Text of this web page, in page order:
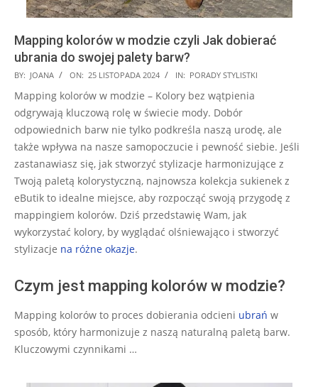
Mapping kolorów w modzie czyli Jak dobierać
ubrania do swojej palety barw?
2024-
11-
25
BY: JOANA ON: 25 LISTOPADA 2024 IN: PORADY STYLISTKI
Mapping kolorów w modzie – Kolory bez wątpienia
odgrywają kluczową rolę w świecie mody. Dobór
odpowiednich barw nie tylko podkreśla naszą urodę, ale
także wpływa na nasze samopoczucie i pewność siebie. Jeśli
zastanawiasz się, jak stworzyć stylizacje harmonizujące z
Twoją paletą kolorystyczną, najnowsza kolekcja sukienek z
eButik to idealne miejsce, aby rozpocząć swoją przygodę z
mappingiem kolorów. Dziś przedstawię Wam, jak
wykorzystać kolory, by wyglądać olśniewająco i stworzyć
stylizacje na różne okazje.
Czym jest mapping kolorów w modzie?
Mapping kolorów to proces dobierania odcieni ubrań w
sposób, który harmonizuje z naszą naturalną paletą barw.
Kluczowymi czynnikami …